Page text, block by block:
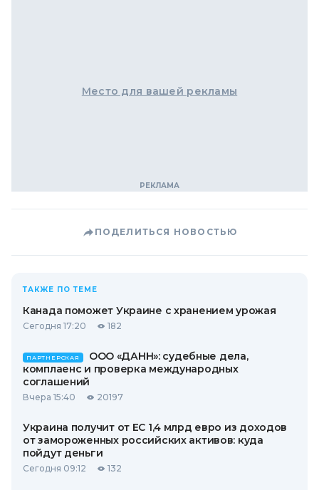
Место для вашей рекламы
ПОДЕЛИТЬСЯ НОВОСТЬЮ
ТАКЖЕ ПО ТЕМЕ
Канада поможет Украине с хранением урожая
Сегодня 17:20 182
ПАРТНЕРСКАЯ
ООО «ДАНН»: судебные дела,
комплаенс и проверка международных
соглашений
Вчера 15:40 20197
Украина получит от ЕС 1,4 млрд евро из доходов
от замороженных российских активов: куда
пойдут деньги
Сегодня 09:12 132